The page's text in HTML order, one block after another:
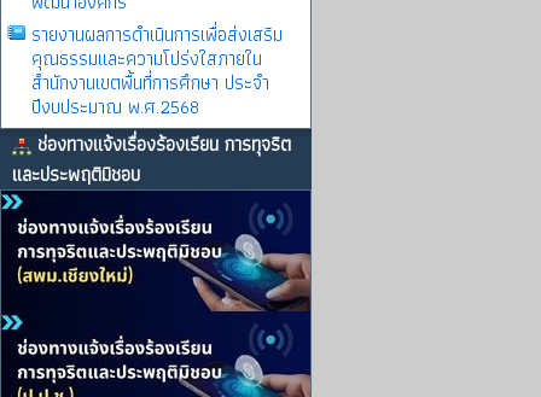
รายงานผลการดําเนินการเพื่อส่งเสริม
คุณธรรมและความโปร่งใสภายใน
สำนักงานเขตพื้นที่การศึกษา ประจำ
ปีงบประมาณ พ.ศ.2568
ช่องทางแจ้งเรื่องร้องเรียน การทุจริต
และประพฤติมิชอบ